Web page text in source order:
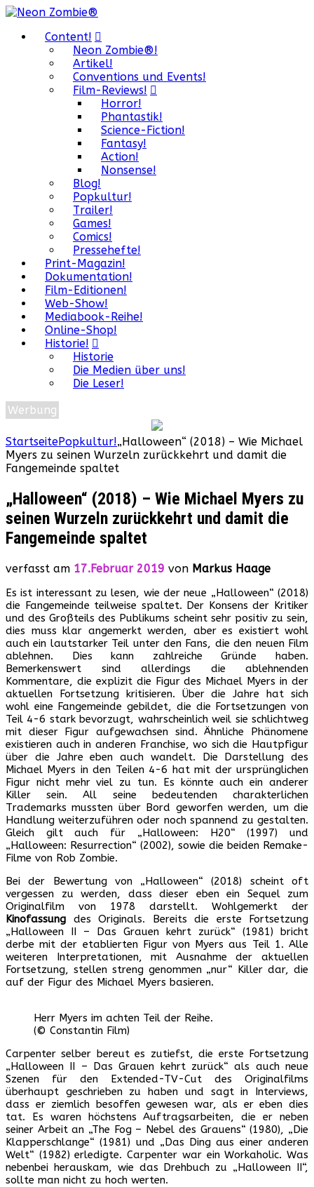
Content!
Neon Zombie®!
Artikel!
Conventions und Events!
Film-Reviews!
Horror!
Phantastik!
Science-Fiction!
Fantasy!
Action!
Nonsense!
Blog!
Popkultur!
Trailer!
Games!
Comics!
Pressehefte!
Print-Magazin!
Dokumentation!
Film-Editionen!
Web-Show!
Mediabook-Reihe!
Online-Shop!
Historie!
Historie
Die Medien über uns!
Die Leser!
Werbung
StartseitePopkultur!„Halloween“ (2018) – Wie Michael
Myers zu seinen Wurzeln zurückkehrt und damit die
Fangemeinde spaltet
„Halloween“ (2018) – Wie Michael Myers zu
seinen Wurzeln zurückkehrt und damit die
Fangemeinde spaltet
verfasst am 17.Februar 2019 von Markus Haage
Es ist interessant zu lesen, wie der neue „Halloween“ (2018)
die Fangemeinde teilweise spaltet. Der Konsens der Kritiker
und des Großteils des Publikums scheint sehr positiv zu sein,
dies muss klar angemerkt werden, aber es existiert wohl
auch ein lautstarker Teil unter den Fans, die den neuen Film
ablehnen. Dies kann zahlreiche Gründe haben.
Bemerkenswert sind allerdings die ablehnenden
Kommentare, die explizit die Figur des Michael Myers in der
aktuellen Fortsetzung kritisieren. Über die Jahre hat sich
wohl eine Fangemeinde gebildet, die die Fortsetzungen von
Teil 4-6 stark bevorzugt, wahrscheinlich weil sie schlichtweg
mit dieser Figur aufgewachsen sind. Ähnliche Phänomene
existieren auch in anderen Franchise, wo sich die Hautpfigur
über die Jahre eben auch wandelt. Die Darstellung des
Michael Myers in den Teilen 4-6 hat mit der ursprünglichen
Figur nicht mehr viel zu tun. Es könnte auch ein anderer
Killer sein. All seine bedeutenden charakterlichen
Trademarks mussten über Bord geworfen werden, um die
Handlung weiterzuführen oder noch spannend zu gestalten.
Gleich gilt auch für „Halloween: H20“ (1997) und
„Halloween: Resurrection“ (2002), sowie die beiden Remake-
Filme von Rob Zombie.
Bei der Bewertung von „Halloween“ (2018) scheint oft
vergessen zu werden, dass dieser eben ein Sequel zum
Originalfilm von 1978 darstellt. Wohlgemerkt der
Kinofassung des Originals. Bereits die erste Fortsetzung
„Halloween II – Das Grauen kehrt zurück“ (1981) bricht
derbe mit der etablierten Figur von Myers aus Teil 1. Alle
weiteren Interpretationen, mit Ausnahme der aktuellen
Fortsetzung, stellen streng genommen „nur“ Killer dar, die
auf der Figur des Michael Myers basieren.
Herr Myers im achten Teil der Reihe.
(© Constantin Film)
Carpenter selber bereut es zutiefst, die erste Fortsetzung
„Halloween II – Das Grauen kehrt zurück“ als auch neue
Szenen für den Extended-TV-Cut des Originalfilms
überhaupt geschrieben zu haben und sagt in Interviews,
dass er ziemlich besoffen gewesen war, als er eben dies
tat. Es waren höchstens Auftragsarbeiten, die er neben
seiner Arbeit an „The Fog – Nebel des Grauens“ (1980), „Die
Klapperschlange“ (1981) und „Das Ding aus einer anderen
Welt“ (1982) erledigte. Carpenter war ein Workaholic. Was
nebenbei herauskam, wie das Drehbuch zu „Halloween II“,
sollte man nicht zu hoch werten.